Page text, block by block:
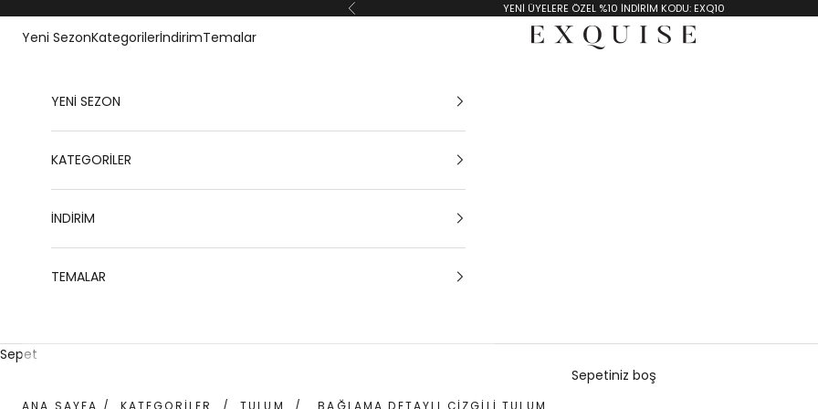
Geri YENİ ÜYELERE ÖZEL %10 İNDİRİM KODU: EXQ10
Exquise TR
Yeni SezonKategorilerİndirimTemalar
YENİ SEZON
KATEGORİLER
İNDİRİM
TEMALAR
Sepet
Sepetiniz boş
ANA SAYFA / KATEGORİLER / TULUM / BAĞLAMA DETAYLI ÇIZGILI TULUM